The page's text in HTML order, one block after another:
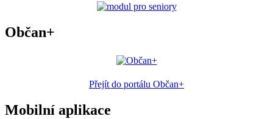
Občan+
Přejít do portálu Občan+
Mobilní aplikace